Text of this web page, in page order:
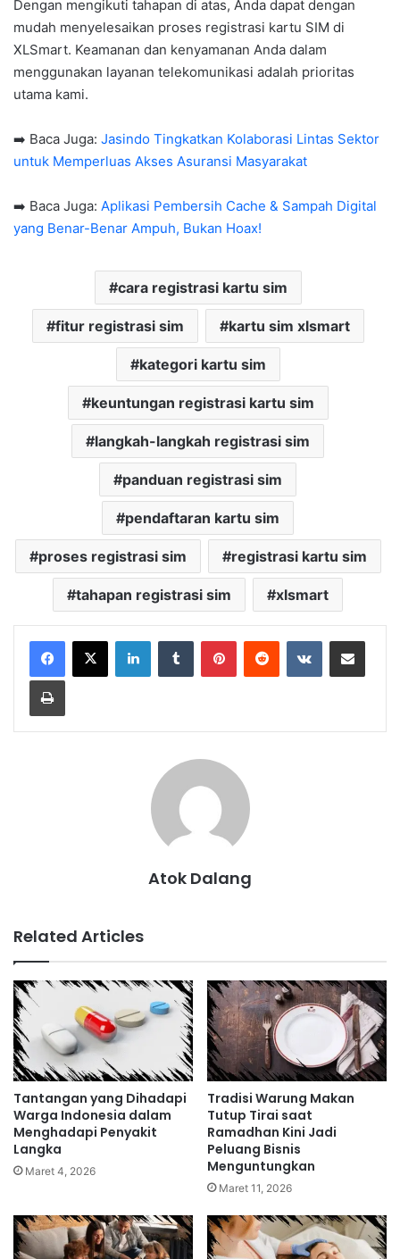
Dengan mengikuti tahapan di atas, Anda dapat dengan
mudah menyelesaikan proses registrasi kartu SIM di
XLSmart. Keamanan dan kenyamanan Anda dalam
menggunakan layanan telekomunikasi adalah prioritas
utama kami.
➡️ Baca Juga: Jasindo Tingkatkan Kolaborasi Lintas Sektor
untuk Memperluas Akses Asuransi Masyarakat
➡️ Baca Juga: Aplikasi Pembersih Cache & Sampah Digital
yang Benar-Benar Ampuh, Bukan Hoax!
cara registrasi kartu sim
fitur registrasi sim kartu sim xlsmart
kategori kartu sim
keuntungan registrasi kartu sim
langkah-langkah registrasi sim
panduan registrasi sim
pendaftaran kartu sim
proses registrasi sim registrasi kartu sim
tahapan registrasi sim xlsmart
LinkedInTumblr PinterestReddit VKontakteShare via Email
Print
Atok Dalang
Related Articles
Tantangan yang Dihadapi
Warga Indonesia dalam
Menghadapi Penyakit
Langka
Maret 4, 2026
Tradisi Warung Makan
Tutup Tirai saat
Ramadhan Kini Jadi
Peluang Bisnis
Menguntungkan
Maret 11, 2026